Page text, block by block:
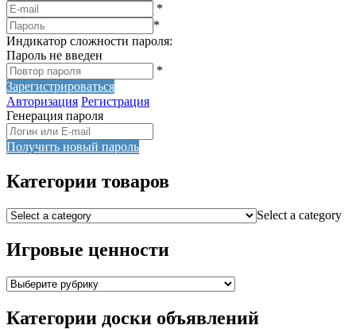
*
*
Индикатор сложности пароля:
Пароль не введен
*
Зарегистрироваться
Авторизация Регистрация
Генерация пароля
Получить новый пароль
Категории товаров
Select a category
Игровые ценности
Категории доски объявлений